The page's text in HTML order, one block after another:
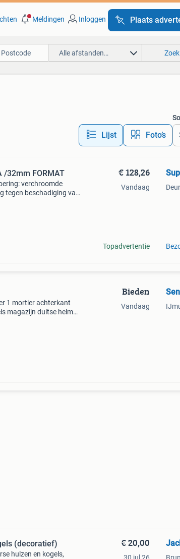
Meldingen Inloggen Plaats
Alle afstanden… Zoek
Lijst Foto’s
/32mm FORMAT
verchroomde
tegen beschadiging van
€ 128,26
Vandaag
Topadvertentie
1 mortier achterkant
magazijn duitse helm
Bieden
Vandaag
(decoratief)
hulzen en kogels,
€ 20,00